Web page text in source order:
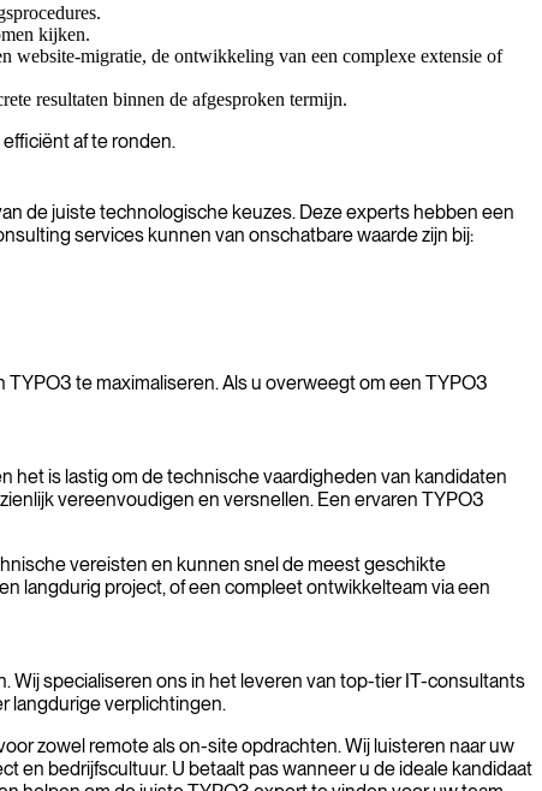
kijken.
website-migratie, de ontwikkeling van een complexe extensie of
resultaten binnen de afgesproken termijn.
af te ronden.
de juiste technologische keuzes. Deze experts hebben een
services kunnen van onschatbare waarde zijn bij:
te maximaliseren. Als u overweegt om een TYPO3
het is lastig om de technische vaardigheden van kandidaten
vereenvoudigen en versnellen. Een ervaren TYPO3
vereisten en kunnen snel de meest geschikte
langdurig project, of een compleet ontwikkelteam via een
Wij specialiseren ons in het leveren van top-tier IT-consultants
langdurige verplichtingen.
zowel remote als on-site opdrachten. Wij luisteren naar uw
bedrijfscultuur. U betaalt pas wanneer u de ideale kandidaat